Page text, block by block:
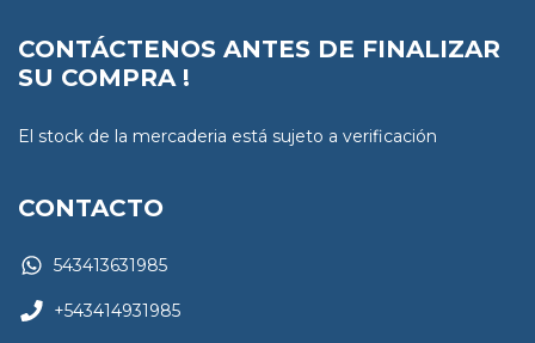
CONTÁCTENOS ANTES DE FINALIZAR
SU COMPRA !
El stock de la mercaderia está sujeto a verificación
CONTACTO
543413631985
+543414931985